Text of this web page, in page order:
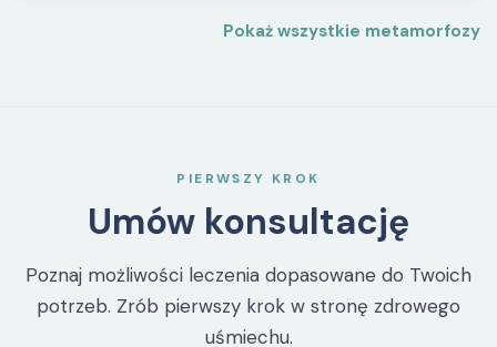
Pokaż wszystkie metamorfozy
PIERWSZY KROK
Umów konsultację
Poznaj możliwości leczenia dopasowane do Twoich
potrzeb. Zrób pierwszy krok w stronę zdrowego
uśmiechu.